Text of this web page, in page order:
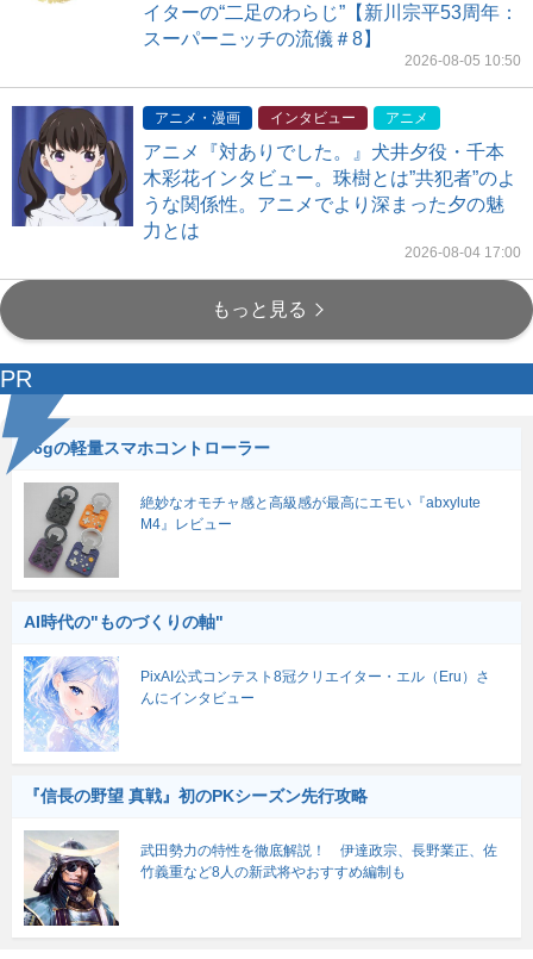
イターの“二足のわらじ”【新川宗平53周年：
スーパーニッチの流儀＃8】
2026-08-05 10:50
アニメ・漫画 インタビュー アニメ
アニメ『対ありでした。』犬井夕役・千本
木彩花インタビュー。珠樹とは”共犯者”のよ
うな関係性。アニメでより深まった夕の魅
力とは
2026-08-04 17:00
もっと見る
PR
56gの軽量スマホコントローラー
絶妙なオモチャ感と高級感が最高にエモい『abxylute
M4』レビュー
AI時代の"ものづくりの軸"
PixAI公式コンテスト8冠クリエイター・エル（Eru）さ
んにインタビュー
『信長の野望 真戦』初のPKシーズン先行攻略
武田勢力の特性を徹底解説！ 伊達政宗、長野業正、佐
竹義重など8人の新武将やおすすめ編制も